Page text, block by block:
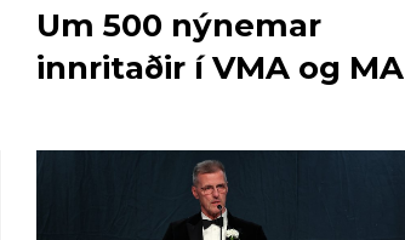
Um 500 nýnemar
innritaðir í VMA og MA